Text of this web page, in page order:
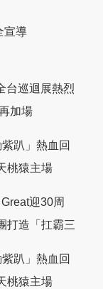
宣導
台巡迴展熱烈
加場
趴」熱血回
桃猿主場
迎30周
打造「扛霸三
趴」熱血回
桃猿主場